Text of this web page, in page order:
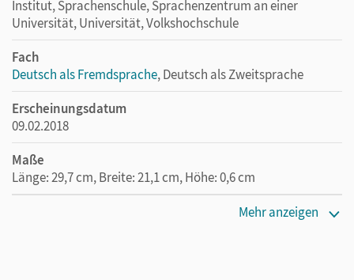
Institut, Sprachenschule, Sprachenzentrum an einer
Universität, Universität, Volkshochschule
Fach
Deutsch als Fremdsprache, Deutsch als Zweitsprache
Erscheinungsdatum
09.02.2018
Maße
Länge: 29,7 cm, Breite: 21,1 cm, Höhe: 0,6 cm
Mehr anzeigen